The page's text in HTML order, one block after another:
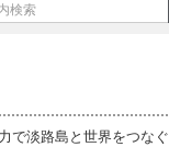
で淡路島と世界をつなぐ